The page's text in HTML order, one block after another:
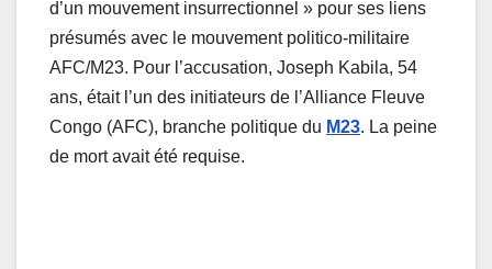
d’un mouvement insurrectionnel » pour ses liens
présumés avec le mouvement politico-militaire
AFC/M23. Pour l’accusation, Joseph Kabila, 54
ans, était l’un des initiateurs de l’Alliance Fleuve
Congo (AFC), branche politique du M23. La peine
de mort avait été requise.